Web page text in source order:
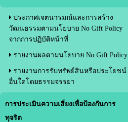
ประกาศเจตนารมณ์และการสร้าง
วัฒนธรรมตามนโยบาย No Gift Policy
จากการปฏิบัติหน้าที่
รายงานผลตามนโยบาย No Gift Policy
รายงานการรับทรัพย์สินหรือประโยชน์
อื่นใดโดยธรรมจรรยา
การประเมินความเสี่ยงเพื่อป้องกันการ
ทุจริต